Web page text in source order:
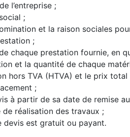
l’entreprise ;
;
et la raison sociales
;
chaque prestation fournie, en
et la quantité de chaque
hors TVA (HTVA) et le prix
;
à partir de sa date de remise
réalisation des travaux ;
devis est gratuit ou payant.